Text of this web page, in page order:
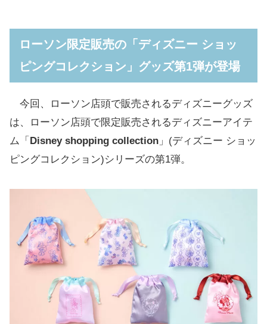
ローソン限定販売の「ディズニー ショッ
ピングコレクション」グッズ第1弾が登場
今回、ローソン店頭で販売されるディズニーグッズ
は、ローソン店頭で限定販売されるディズニーアイテ
ム「 Disney shopping collection 」(ディズニー ショッ
ピングコレクション)シリーズの第1弾。